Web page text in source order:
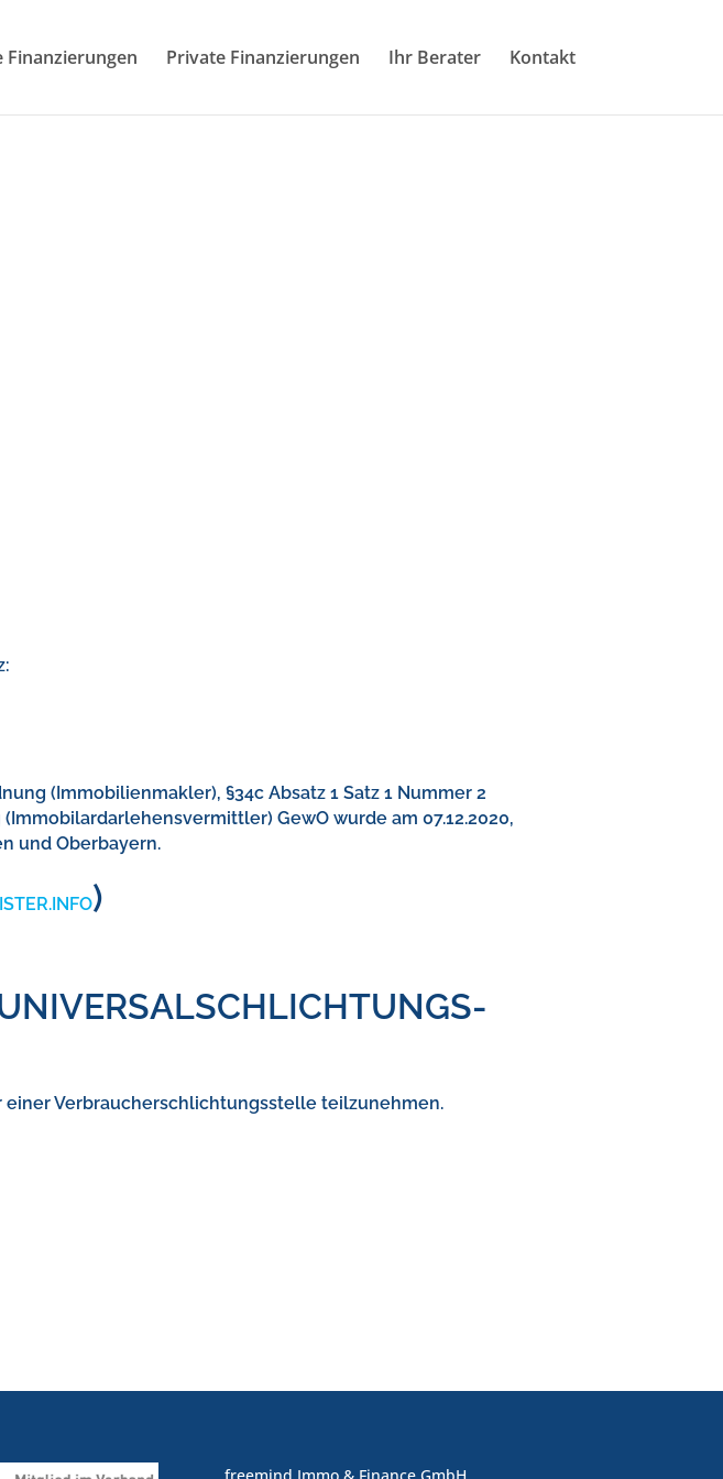
Finanzierungen Private Finanzierungen Ihr Berater Kontakt
(Immobilienmakler), §34c Absatz 1 Satz 1 Nummer 2
GewO wurde am 07.12.2020,
und Oberbayern.
)
Verbraucherschlichtungsstelle teilzunehmen.